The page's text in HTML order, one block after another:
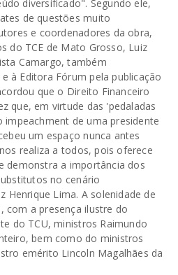
diversificado". Segundo ele,
de questões muito
e coordenadores da obra,
do TCE de Mato Grosso, Luiz
Camargo, também
à Editora Fórum pela publicação
que o Direito Financeiro
que, em virtude das 'pedaladas
impeachment de uma presidente
um espaço nunca antes
realiza a todos, pois oferece
demonstra a importância dos
no cenário
Henrique Lima. A solenidade de
com a presença ilustre do
do TCU, ministros Raimundo
bem como do ministros
emérito Lincoln Magalhães da